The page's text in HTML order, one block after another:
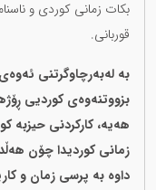
بکات زمانی کوردی و
قوربانی.
بە لەبەرچاوگرتنی
بزووتنەوەی کوردیی
هەیە، کارکردنی حیزبە
زمانی کوردیدا چۆن
داوە بە پرسی زمان و